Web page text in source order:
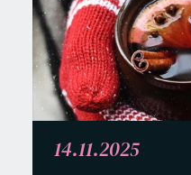
14.11.2025